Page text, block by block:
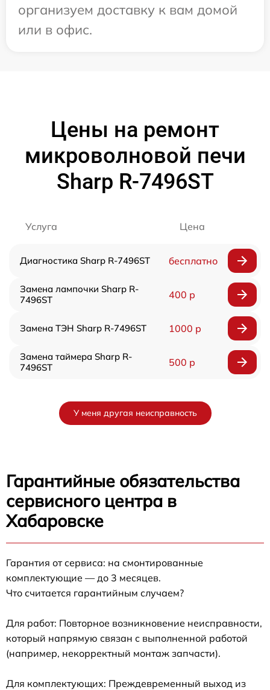
организуем доставку к вам домой
или в офис.
Цены на ремонт
микроволновой печи
Sharp R-7496ST
Услуга Цена
Диагностика Sharp R-7496ST бесплатно
Замена лампочки Sharp R-
7496ST
400 р
Замена ТЭН Sharp R-7496ST 1000 р
Замена таймера Sharp R-
7496ST
500 р
У меня другая неисправность
Гарантийные обязательства
сервисного центра в
Хабаровске
Гарантия от сервиса: на смонтированные
комплектующие — до 3 месяцев.
Что считается гарантийным случаем?
Для работ: Повторное возникновение неисправности,
который напрямую связан с выполненной работой
(например, некорректный монтаж запчасти).
Для комплектующих: Преждевременный выход из